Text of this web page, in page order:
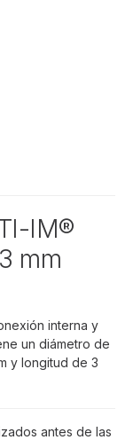
IM®
mm
interna y
un diámetro de
y longitud de 3
antes de las